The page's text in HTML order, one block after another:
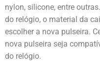
nylon, silicone, entre
do relógio, o material da
escolher a nova pulseira.
nova pulseira seja
do relógio.